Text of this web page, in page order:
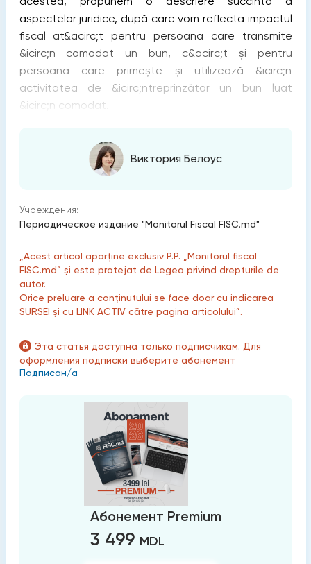
aspectelor juridice, după care vom reflecta impactul
fiscal at&acirc;t pentru persoana care transmite
&icirc;n comodat un bun, c&acirc;t și pentru
persoana care primește și utilizează &icirc;n
activitatea de &icirc;ntreprinzător un bun luat
&icirc;n comodat.
Виктория Белоус
Учреждения:
Периодическое издание "Monitorul Fiscal FISC.md"
„Acest articol aparține exclusiv P.P. „Monitorul fiscal
FISC.md” și este protejat de Legea privind drepturile de
autor.
Orice preluare a conținutului se face doar cu indicarea
SURSEI și cu LINK ACTIV către pagina articolului”.
Эта статья доступна только подписчикам. Для
оформления подписки выберите абонемент
Подписан/а
Абонемент Premium
3 499 MDL